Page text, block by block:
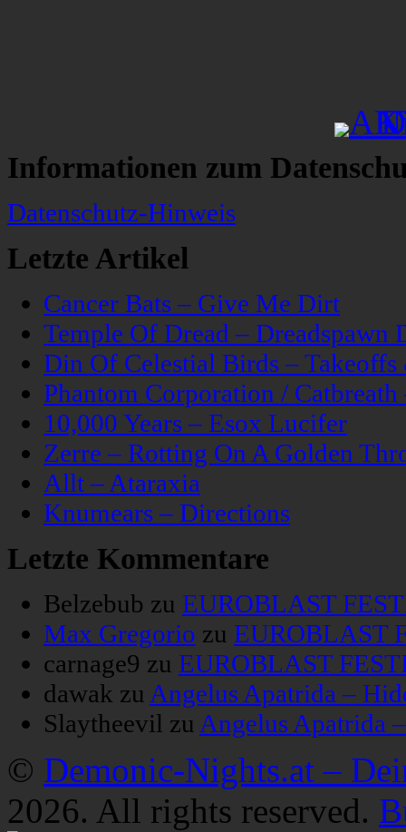
Informationen zum
Datenschutz-Hinweis
Letzte Artikel
Cancer Bats – Give Me Dirt
Temple Of Dread – Dreadspawn
Din Of Celestial Birds –
Phantom Corporation /
10,000 Years – Esox Lucifer
Zerre – Rotting On A Golden
Allt – Ataraxia
Knumears – Directions
Letzte Kommentare
Belzebub zu EUROBLAST
Max Gregorio zu EUROBLAST
carnage9 zu EUROBLAST
dawak zu Angelus Apatrida –
Slaytheevil zu Angelus Apatrida
© Demonic-Nights.at –
2026. All rights reserved.